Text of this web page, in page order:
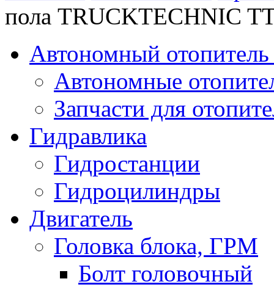
пола TRUCKTECHNIC
Автономный отопитель
Автономные
Запчасти для
Гидравлика
Гидростанции
Гидроцилиндры
Двигатель
Головка блока, ГРМ
Болт головочный